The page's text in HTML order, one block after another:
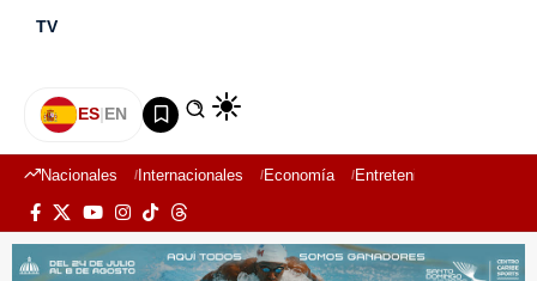
TV
ES|EN
Nacionales Internacionales Economía Entretenimiento